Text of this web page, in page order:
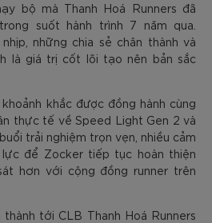
bộ mà Thanh Hoá Runners đã
suốt hành trình 7 năm qua.
những chia sẻ chân thành và
là giá trị cốt lõi tạo nên bản sắc
khắc được đồng hành cùng
thực tế về Speed Light Gen 2 và
trải nghiệm trọn vẹn, nhiều cảm
để Zocker tiếp tục hoàn thiện
hơn với cộng đồng runner trên
tới CLB Thanh Hoá Runners